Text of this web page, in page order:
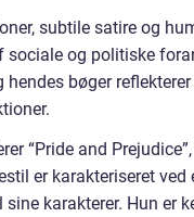
subtile satire og
og politiske
bøger
“Pride and
er karakteriseret
karakterer. Hun er